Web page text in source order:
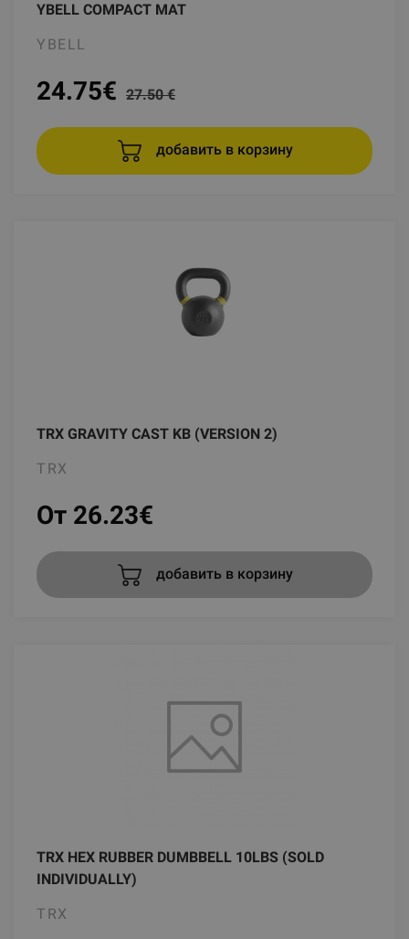
YBELL COMPACT MAT
YBELL
24.75€ 27.50 €
добавить в корзину
TRX GRAVITY CAST KB (VERSION 2)
TRX
От 26.23€
добавить в корзину
TRX HEX RUBBER DUMBBELL 10LBS (SOLD
INDIVIDUALLY)
TRX